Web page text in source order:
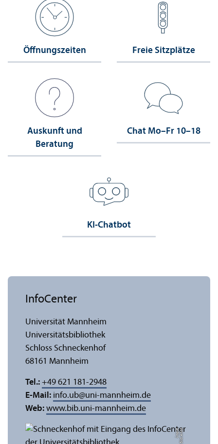
Öffnungs­zeiten Freie Sitzplätze
Auskunft und
Beratung
Chat Mo–Fr 10–18
KI-Chatbot
Bil
d:
A
n
n
a
L
o
g
u
e
InfoCenter
Universität Mannheim
Universitäts­bibliothek
Schloss Schneckenhof
68161 Mannheim
Tel.: +49 621 181-2948
E-Mail: info.ub@uni-mannheim.de
Web: www.bib.uni-mannheim.de